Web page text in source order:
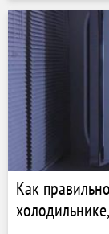
Как